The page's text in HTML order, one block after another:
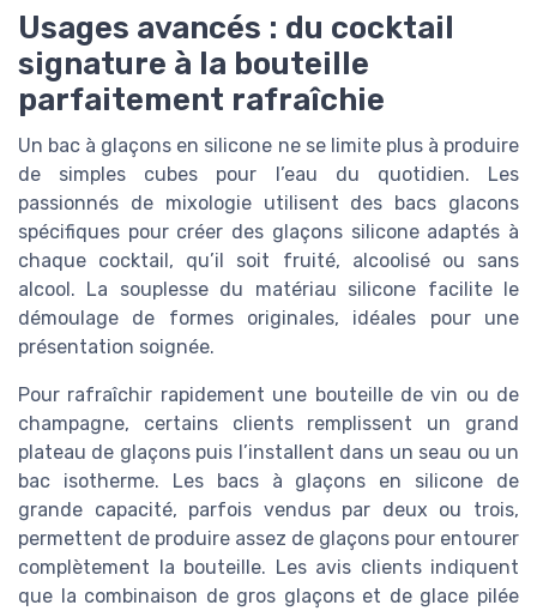
Usages avancés : du cocktail
signature à la bouteille
parfaitement rafraîchie
Un bac à glaçons en silicone ne se limite plus à produire
de simples cubes pour l’eau du quotidien. Les
passionnés de mixologie utilisent des bacs glacons
spécifiques pour créer des glaçons silicone adaptés à
chaque cocktail, qu’il soit fruité, alcoolisé ou sans
alcool. La souplesse du matériau silicone facilite le
démoulage de formes originales, idéales pour une
présentation soignée.
Pour rafraîchir rapidement une bouteille de vin ou de
champagne, certains clients remplissent un grand
plateau de glaçons puis l’installent dans un seau ou un
bac isotherme. Les bacs à glaçons en silicone de
grande capacité, parfois vendus par deux ou trois,
permettent de produire assez de glaçons pour entourer
complètement la bouteille. Les avis clients indiquent
que la combinaison de gros glaçons et de glace pilée